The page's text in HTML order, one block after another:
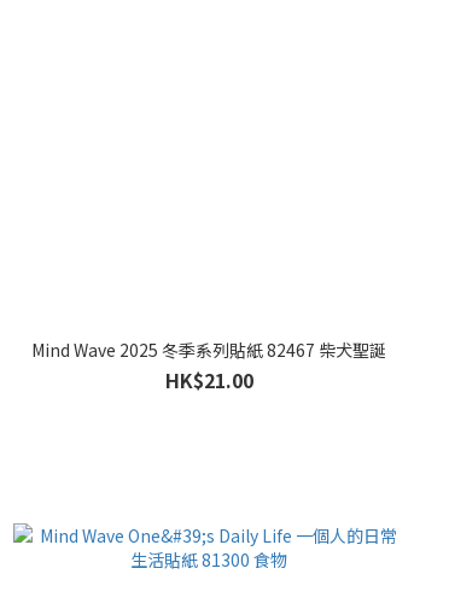
Mind Wave 2025 冬季系列貼紙 82467 柴犬聖誕
HK$21.00